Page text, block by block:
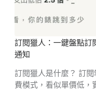
訂閱獵人：一鍵盤點訂
通知
訂閱獵人是什麼？ 訂
費模式，看似單價低，